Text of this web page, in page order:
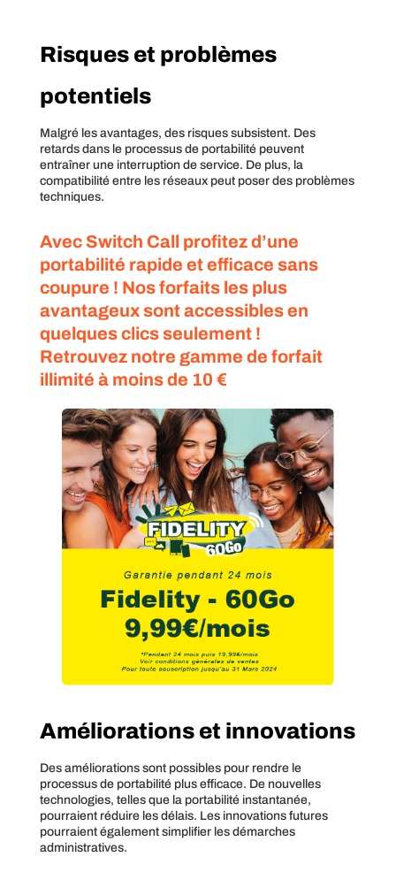
Risques et problèmes
potentiels
Malgré les avantages, des risques subsistent. Des
retards dans le processus de portabilité peuvent
entraîner une interruption de service. De plus, la
compatibilité entre les réseaux peut poser des problèmes
techniques.
Avec Switch Call profitez d’une
portabilité rapide et efficace sans
coupure ! Nos forfaits les plus
avantageux sont accessibles en
quelques clics seulement !
Retrouvez notre gamme de forfait
illimité à moins de 10 €
Améliorations et innovations
Des améliorations sont possibles pour rendre le
processus de portabilité plus efficace. De nouvelles
technologies, telles que la portabilité instantanée,
pourraient réduire les délais. Les innovations futures
pourraient également simplifier les démarches
administratives.